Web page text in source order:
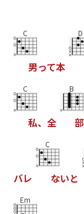
C
男って本
D
C
私、 全
B
部
バレ
C
ないと
Em